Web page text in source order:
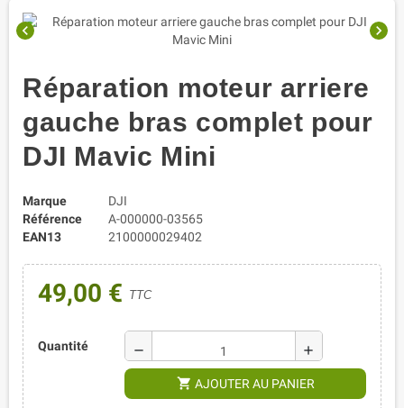
chevron_left chevron_right
Réparation moteur arriere
gauche bras complet pour
DJI Mavic Mini
Marque
DJI
Référence
A-000000-03565
EAN13
2100000029402
49,00 € TTC
Quantité remove add
shopping_cart AJOUTER AU PANIER